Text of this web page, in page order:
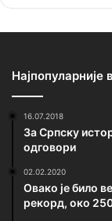
Најпопуларније
16.07.2018
За Српску
одговори
02.02.2020
Овако је било
рекорд, око